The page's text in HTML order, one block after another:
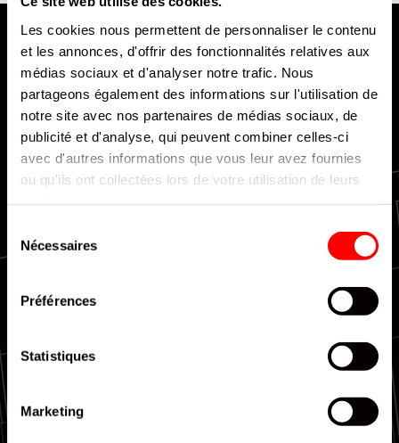
Les cookies nous permettent de personnaliser le contenu
et les annonces, d'offrir des fonctionnalités relatives aux
médias sociaux et d'analyser notre trafic. Nous
partageons également des informations sur l'utilisation de
notre site avec nos partenaires de médias sociaux, de
publicité et d'analyse, qui peuvent combiner celles-ci
avec d'autres informations que vous leur avez fournies
ou qu'ils ont collectées lors de votre utilisation de leurs
Nécessaires
Préférences
Statistiques
Marketing
Livraison rapide et efficace